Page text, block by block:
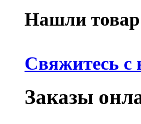
Нашли товар
Свяжитесь с
Заказы